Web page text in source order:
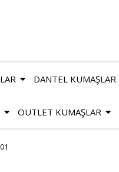
DANTEL KUMAŞLAR
OUTLET KUMAŞLAR